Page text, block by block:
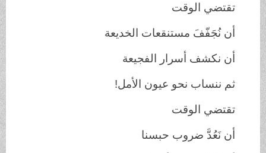
تقتضي الوقت
أن نُجَفّفَ مستنقعات الخديعة
أن نكشف أسرار الفجيعة
ثم ننساب نحو عيون الأمل!
تقتضي الوقت
أن نَعُدَّ ضروب حبسنا